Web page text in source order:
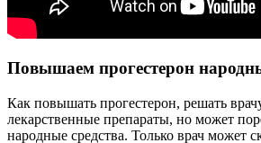
Повышаем прогестерон
Как повышать прогестерон, решать
лекарственные препараты, но может
народные средства. Только врач может